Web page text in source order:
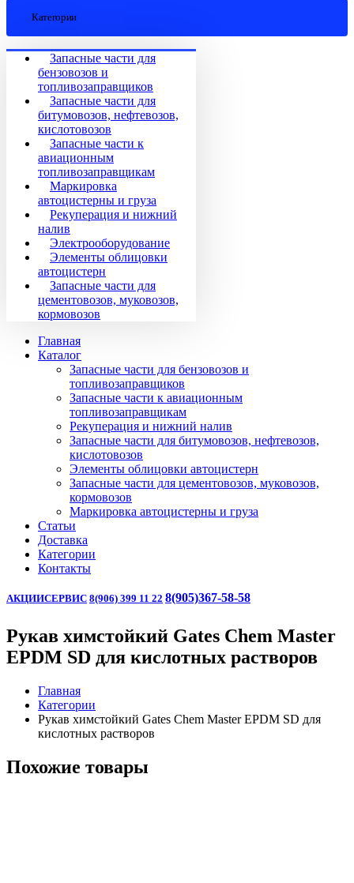
Категории
Запасные части для
бензовозов и
топливозаправщиков
Запасные части для
битумовозов, нефтевозов,
кислотовозов
Запасные части к
авиационным
топливозаправщикам
Маркировка
автоцистерны и груза
Рекуперация и нижний
налив
Электрооборудование
Элементы облицовки
автоцистерн
Запасные части для
цементовозов, муковозов,
кормовозов
Главная
Каталог
Запасные части для бензовозов и
топливозаправщиков
Запасные части к авиационным
топливозаправщикам
Рекуперация и нижний налив
Запасные части для битумовозов, нефтевозов,
кислотовозов
Элементы облицовки автоцистерн
Запасные части для цементовозов, муковозов,
кормовозов
Маркировка автоцистерны и груза
Статьи
Доставка
Категории
Контакты
АКЦИИСЕРВИС 8(906) 399 11 22 8(905)367-58-58
Рукав химстойкий Gates Chem Master
EPDM SD для кислотных растворов
Главная
Категории
Рукав химстойкий Gates Chem Master EPDM SD для
кислотных растворов
Похожие товары